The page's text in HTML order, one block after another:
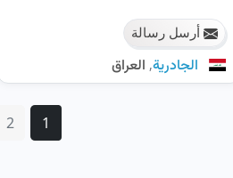
أرسل رسالة
الجادرية, العراق
1
2